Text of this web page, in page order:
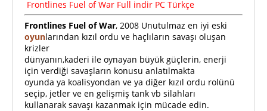
Frontlines Fuel of War Full indir PC Türkçe
Frontlines Fuel of War, 2008 Unutulmaz en iyi eski
oyunlarından kızıl ordu ve haçlıların savaşı oluşan
krizler
dünyanın,kaderi ile oynayan büyük güçlerin, enerji
için verdiği savaşların konusu anlatılmakta
oyunda ya koalisyondan ve ya diğer kızıl ordu rolünü
seçip, jetler ve en gelişmiş tank vb silahları
kullanarak savaşı kazanmak için mücade edin.